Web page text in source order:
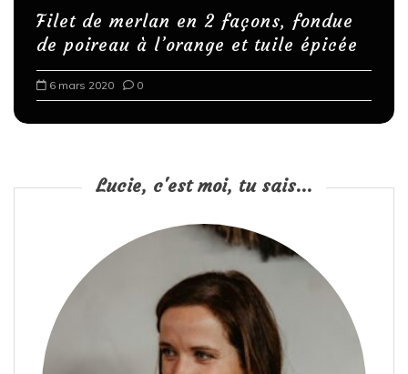
Filet de merlan en 2 façons, fondue
de poireau à l’orange et tuile épicée
6 mars 2020 0
Lucie, c'est moi, tu sais...